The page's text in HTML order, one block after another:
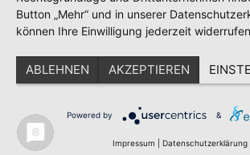
Button „Mehr“ und in unserer
können Ihre Einwilligung jederzeit
ABLEHNEN AKZEPTIEREN
Powered by &
Impressum Datenschutzerklärung